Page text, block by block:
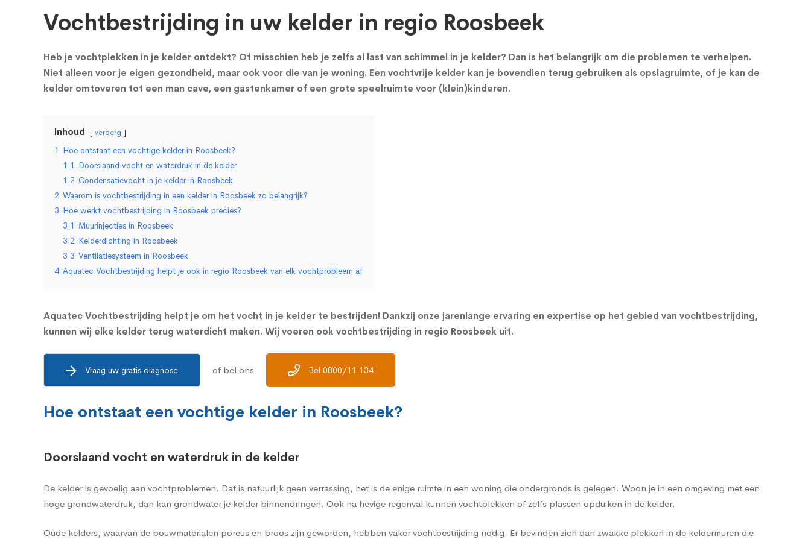
Vochtbestrijding in uw kelder in regio Roosbeek
Heb je vochtplekken in je kelder ontdekt? Of misschien heb je zelfs al last van schimmel in je kelder? Dan is het belangrijk om die problemen te verhelpen.
Niet alleen voor je eigen gezondheid, maar ook voor die van je woning. Een vochtvrije kelder kan je bovendien terug gebruiken als opslagruimte, of je kan de
kelder omtoveren tot een man cave, een gastenkamer of een grote speelruimte voor (klein)kinderen.
Inhoud verberg
1 Hoe ontstaat een vochtige kelder in Roosbeek?
1.1 Doorslaand vocht en waterdruk in de kelder
1.2 Condensatievocht in je kelder in Roosbeek
2 Waarom is vochtbestrijding in een kelder in Roosbeek zo belangrijk?
3 Hoe werkt vochtbestrijding in Roosbeek precies?
3.1 Muurinjecties in Roosbeek
3.2 Kelderdichting in Roosbeek
3.3 Ventilatiesysteem in Roosbeek
4 Aquatec Vochtbestrijding helpt je ook in regio Roosbeek van elk vochtprobleem af
Aquatec Vochtbestrijding helpt je om het vocht in je kelder te bestrijden! Dankzij onze jarenlange ervaring en expertise op het gebied van vochtbestrijding,
kunnen wij elke kelder terug waterdicht maken. Wij voeren ook vochtbestrijding in regio Roosbeek uit.
Vraag uw gratis diagnose of bel ons Bel 0800/11.134
Hoe ontstaat een vochtige kelder in Roosbeek?
Doorslaand vocht en waterdruk in de kelder
De kelder is gevoelig aan vochtproblemen. Dat is natuurlijk geen verrassing, het is de enige ruimte in een woning die ondergronds is gelegen. Woon je in een omgeving met een
hoge grondwaterdruk, dan kan grondwater je kelder binnendringen. Ook na hevige regenval kunnen vochtplekken of zelfs plassen opduiken in de kelder.
Oude kelders, waarvan de bouwmaterialen poreus en broos zijn geworden, hebben vaker vochtbestrijding nodig. Er bevinden zich dan zwakke plekken in de keldermuren die